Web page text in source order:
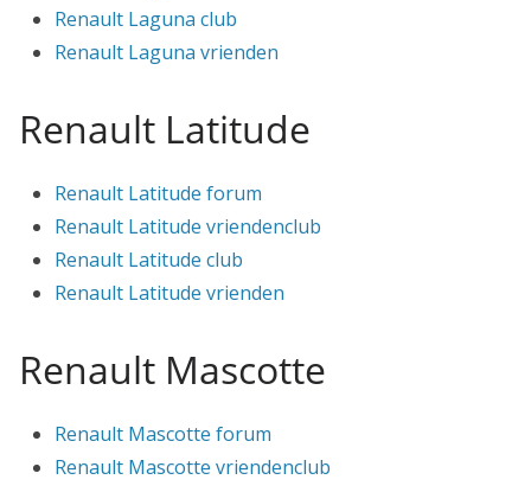
Renault Laguna club
Renault Laguna vrienden
Renault Latitude
Renault Latitude forum
Renault Latitude vriendenclub
Renault Latitude club
Renault Latitude vrienden
Renault Mascotte
Renault Mascotte forum
Renault Mascotte vriendenclub